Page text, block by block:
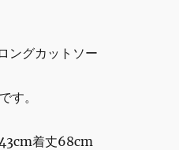
ングカットソー
す。
着丈68cm